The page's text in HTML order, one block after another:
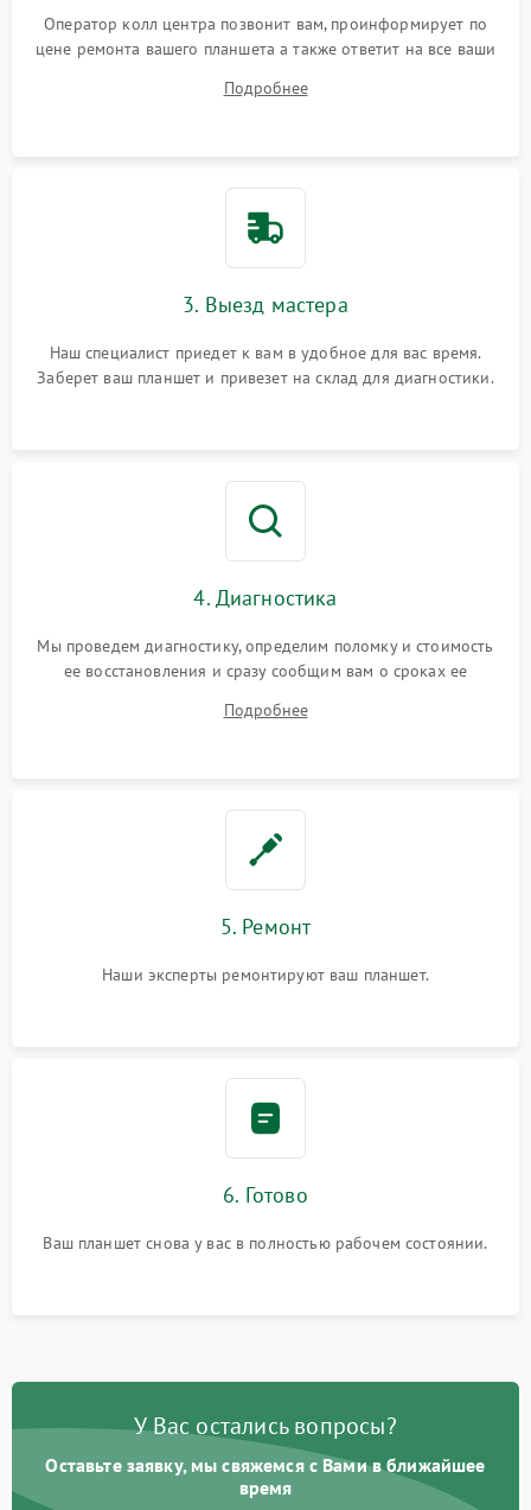
Питание и аккумулятор
Оператор колл центра позвонит вам, проинформирует по
цене ремонта вашего планшета а также ответит на все ваши
Подробнее
3. Выезд мастера
Наш специалист приедет к вам в удобное для вас время.
Заберет ваш планшет и привезет на склад для диагностики.
4. Диагностика
Мы проведем диагностику, определим поломку и стоимость
ее восстановления и сразу сообщим вам о сроках ее
Подробнее
5. Ремонт
Наши эксперты ремонтируют ваш планшет.
6. Готово
Ваш планшет снова у вас в полностью рабочем состоянии.
У Вас остались вопросы?
Оставьте заявку, мы свяжемся с Вами в ближайшее
время